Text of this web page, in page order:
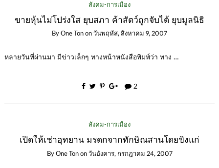
สังคม-การเมือง
ขายหุ้นไม่โปร่งใส ยุบสภา ค้าสัตว์ถูกจับได้ ยุบมูลนิธิ
By One Ton on วันพฤหัส, สิงหาคม 9, 2007
หลายวันที่ผ่านมา มีข่าวเล็กๆ ทางหน้าหนังสือพิมพ์ว่า ทาง …
2
สังคม-การเมือง
เปิดให้เช่าอุทยาน มรดกจากทักษิณสานโดยขิงแก่
By One Ton on วันอังคาร, กรกฎาคม 24, 2007